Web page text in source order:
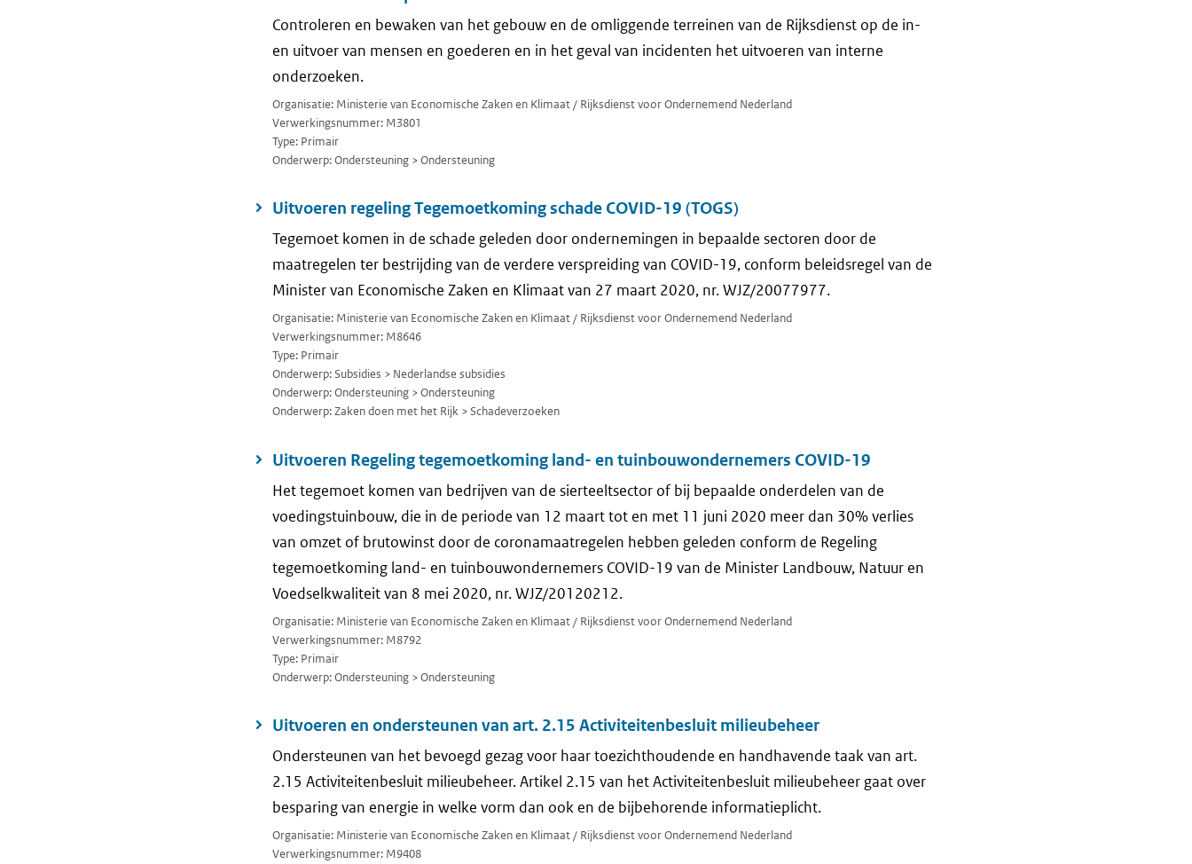
Controleren en bewaken van het gebouw en de omliggende terreinen van de Rijksdienst op de in-
en uitvoer van mensen en goederen en in het geval van incidenten het uitvoeren van interne
onderzoeken.
Organisatie: Ministerie van Economische Zaken en Klimaat / Rijksdienst voor Ondernemend Nederland
Verwerkingsnummer: M3801
Type: Primair
Onderwerp: Ondersteuning > Ondersteuning
Uitvoeren regeling Tegemoetkoming schade COVID-19 (TOGS)
Tegemoet komen in de schade geleden door ondernemingen in bepaalde sectoren door de
maatregelen ter bestrijding van de verdere verspreiding van COVID-19, conform beleidsregel van de
Minister van Economische Zaken en Klimaat van 27 maart 2020, nr. WJZ/20077977.
Organisatie: Ministerie van Economische Zaken en Klimaat / Rijksdienst voor Ondernemend Nederland
Verwerkingsnummer: M8646
Type: Primair
Onderwerp: Subsidies > Nederlandse subsidies
Onderwerp: Ondersteuning > Ondersteuning
Onderwerp: Zaken doen met het Rijk > Schadeverzoeken
Uitvoeren Regeling tegemoetkoming land- en tuinbouwondernemers COVID-19
Het tegemoet komen van bedrijven van de sierteeltsector of bij bepaalde onderdelen van de
voedingstuinbouw, die in de periode van 12 maart tot en met 11 juni 2020 meer dan 30% verlies
van omzet of brutowinst door de coronamaatregelen hebben geleden conform de Regeling
tegemoetkoming land- en tuinbouwondernemers COVID-19 van de Minister Landbouw, Natuur en
Voedselkwaliteit van 8 mei 2020, nr. WJZ/20120212.
Organisatie: Ministerie van Economische Zaken en Klimaat / Rijksdienst voor Ondernemend Nederland
Verwerkingsnummer: M8792
Type: Primair
Onderwerp: Ondersteuning > Ondersteuning
Uitvoeren en ondersteunen van art. 2.15 Activiteitenbesluit milieubeheer
Ondersteunen van het bevoegd gezag voor haar toezichthoudende en handhavende taak van art.
2.15 Activiteitenbesluit milieubeheer. Artikel 2.15 van het Activiteitenbesluit milieubeheer gaat over
besparing van energie in welke vorm dan ook en de bijbehorende informatieplicht.
Organisatie: Ministerie van Economische Zaken en Klimaat / Rijksdienst voor Ondernemend Nederland
Verwerkingsnummer: M9408